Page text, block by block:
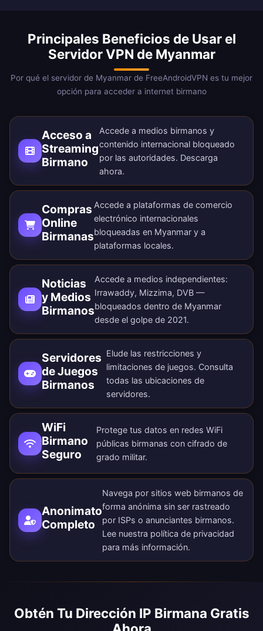
Principales Beneficios de Usar el
Servidor VPN de Myanmar
Por qué el servidor de Myanmar de FreeAndroidVPN es tu mejor
opción para acceder a internet birmano
Acceso a
Streaming
Birmano
Accede a medios birmanos y
contenido internacional bloqueado
por las autoridades. Descarga
ahora.
Compras
Online
Birmanas
Accede a plataformas de comercio
electrónico internacionales
bloqueadas en Myanmar y a
plataformas locales.
Noticias
y Medios
Birmanos
Accede a medios independientes:
Irrawaddy, Mizzima, DVB —
bloqueados dentro de Myanmar
desde el golpe de 2021.
Servidores
de Juegos
Birmanos
Elude las restricciones y
limitaciones de juegos. Consulta
todas las ubicaciones de
servidores.
WiFi
Birmano
Seguro
Protege tus datos en redes WiFi
públicas birmanas con cifrado de
grado militar.
Anonimato
Completo
Navega por sitios web birmanos de
forma anónima sin ser rastreado
por ISPs o anunciantes birmanos.
Lee nuestra política de privacidad
para más información.
Obtén Tu Dirección IP Birmana Gratis